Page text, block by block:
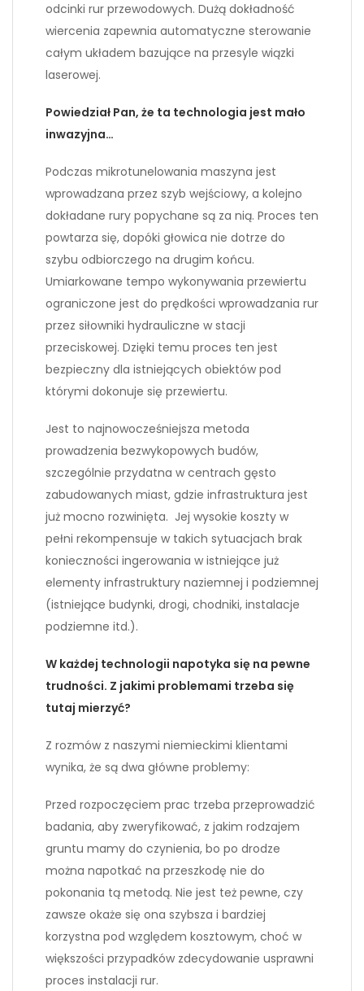
odcinki rur przewodowych. Dużą dokładność
wiercenia zapewnia automatyczne sterowanie
całym układem bazujące na przesyle wiązki
laserowej.
Powiedział Pan, że ta technologia jest mało
inwazyjna…
Podczas mikrotunelowania maszyna jest
wprowadzana przez szyb wejściowy, a kolejno
dokładane rury popychane są za nią. Proces ten
powtarza się, dopóki głowica nie dotrze do
szybu odbiorczego na drugim końcu.
Umiarkowane tempo wykonywania przewiertu
ograniczone jest do prędkości wprowadzania rur
przez siłowniki hydrauliczne w stacji
przeciskowej. Dzięki temu proces ten jest
bezpieczny dla istniejących obiektów pod
którymi dokonuje się przewiertu.
Jest to najnowocześniejsza metoda
prowadzenia bezwykopowych budów,
szczególnie przydatna w centrach gęsto
zabudowanych miast, gdzie infrastruktura jest
już mocno rozwinięta. Jej wysokie koszty w
pełni rekompensuje w takich sytuacjach brak
konieczności ingerowania w istniejące już
elementy infrastruktury naziemnej i podziemnej
(istniejące budynki, drogi, chodniki, instalacje
podziemne itd.).
W każdej technologii napotyka się na pewne
trudności. Z jakimi problemami trzeba się
tutaj mierzyć?
Z rozmów z naszymi niemieckimi klientami
wynika, że są dwa główne problemy:
Przed rozpoczęciem prac trzeba przeprowadzić
badania, aby zweryfikować, z jakim rodzajem
gruntu mamy do czynienia, bo po drodze
można napotkać na przeszkodę nie do
pokonania tą metodą. Nie jest też pewne, czy
zawsze okaże się ona szybsza i bardziej
korzystna pod względem kosztowym, choć w
większości przypadków zdecydowanie usprawni
proces instalacji rur.